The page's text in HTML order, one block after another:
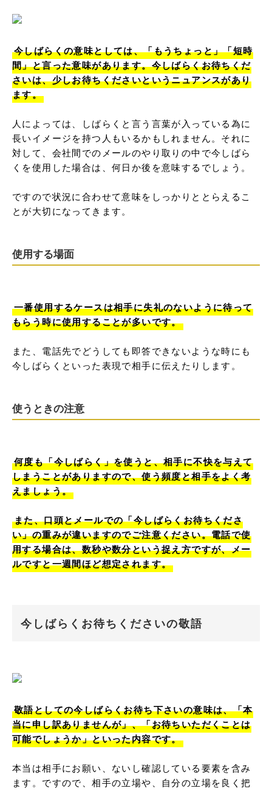
今しばらくの意味としては、「もうちょっと」「短時
間」と言った意味があります。今しばらくお待ちくだ
さいは、少しお待ちくださいというニュアンスがあり
ます。
人によっては、しばらくと言う言葉が入っている為に
長いイメージを持つ人もいるかもしれません。それに
対して、会社間でのメールのやり取りの中で今しばら
くを使用した場合は、何日か後を意味するでしょう。
ですので状況に合わせて意味をしっかりととらえるこ
とが大切になってきます。
使用する場面
一番使用するケースは相手に失礼のないように待って
もらう時に使用することが多いです。
また、電話先でどうしても即答できないような時にも
今しばらくといった表現で相手に伝えたりします。
使うときの注意
何度も「今しばらく」を使うと、相手に不快を与えて
しまうことがありますので、使う頻度と相手をよく考
えましょう。
また、口頭とメールでの「今しばらくお待ちくださ
い」の重みが違いますのでご注意ください。電話で使
用する場合は、数秒や数分という捉え方ですが、メー
ルですと一週間ほど想定されます。
今しばらくお待ちくださいの敬語
敬語としての今しばらくお待ち下さいの意味は、「本
当に申し訳ありませんが」、「お待ちいただくことは
可能でしょうか」といった内容です。
本当は相手にお願い、ないし確認している要素を含み
ます。ですので、相手の立場や、自分の立場を良く把